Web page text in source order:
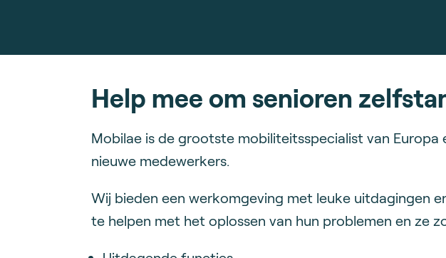
Help mee om senioren
Mobilae is de grootste mobiliteitsspecialist van
nieuwe medewerkers.
Wij bieden een werkomgeving met leuke uitdagingen
te helpen met het oplossen van hun problemen en ze